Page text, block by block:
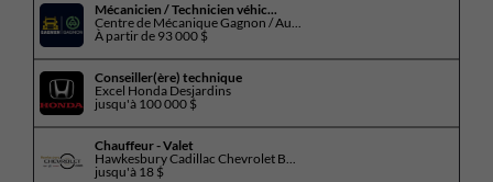
Mécanicien / Technicien véhic...
Centre de Mécanique Gagnon / Au...
À partir de 93 000 $
Conseiller(ère) technique
Excel Honda Desjardins
jusqu'à 100 000 $
Chauffeur - Valet
Hawkesbury Cadillac Chevrolet B...
jusqu'à 18 $